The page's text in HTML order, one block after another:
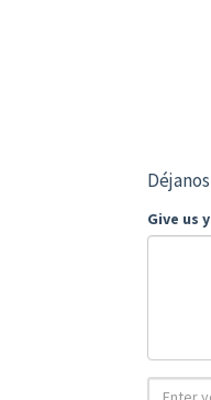
Give us